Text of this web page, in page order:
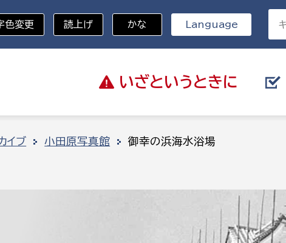
いざと いうときに
防災・ハザードマップ 避難場所
分野を選択
色変更 読上げ かな Language
イブ 小田原写真館 御幸の浜海水浴場